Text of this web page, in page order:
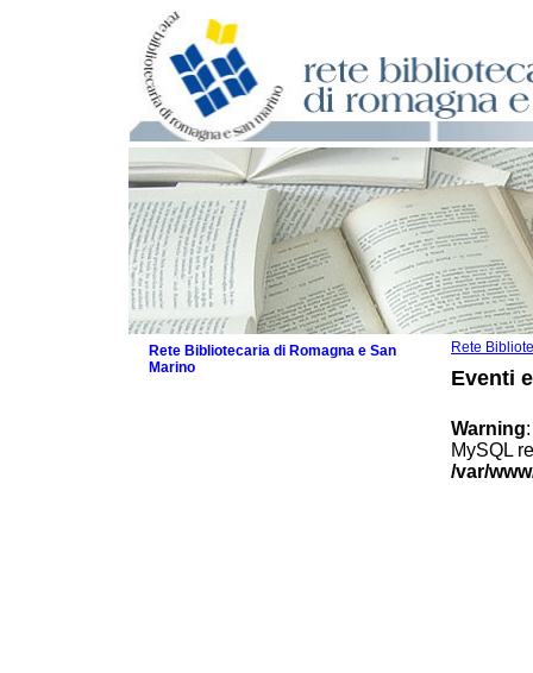
Rete
Eventi
Warning
MySQL
/var/
Rete Bibliotecaria di Romagna e San
Marino